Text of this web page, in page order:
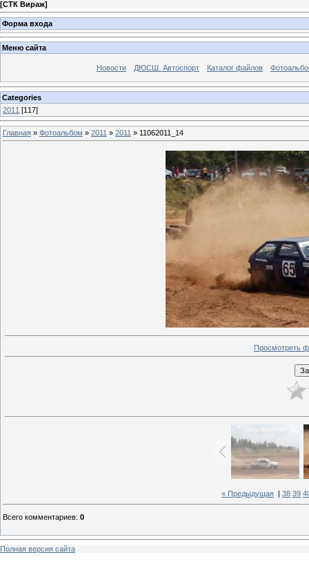
[СТК Вираж]
Форма входа
Меню сайта
Новости ДЮСШ. Автоспорт Каталог файлов
Categories
2011 [117]
Главная » Фотоальбом » 2011 » 2011 » 11062011_14
Просмотреть
« Предыдущая 38 39
Всего комментариев: 0
Полная версия сайта